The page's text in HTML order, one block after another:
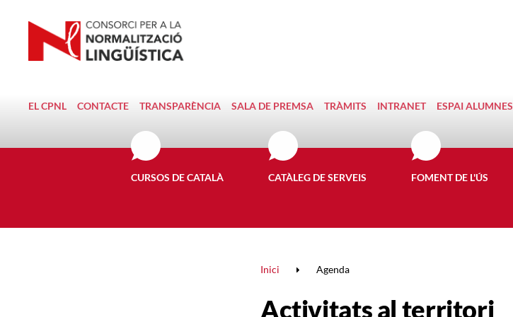
EL CPNL CONTACTE TRANSPARÈNCIA SALA DE PREMSA TRÀMITS INTRANET ESPAI ALUMNES
CURSOS DE CATALÀ CATÀLEG DE SERVEIS FOMENT DE L'ÚS
Inici Agenda
Activitats al territori